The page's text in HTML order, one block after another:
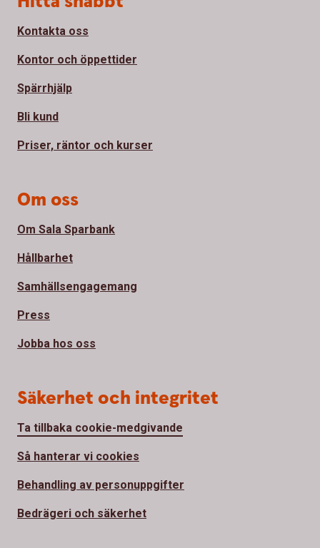
Kontakta oss
Kontor och öppettider
Spärrhjälp
Bli kund
Priser, räntor och kurser
Om oss
Om Sala Sparbank
Hållbarhet
Samhällsengagemang
Press
Jobba hos oss
Säkerhet och integritet
Ta tillbaka cookie-medgivande
Så hanterar vi cookies
Behandling av personuppgifter
Bedrägeri och säkerhet